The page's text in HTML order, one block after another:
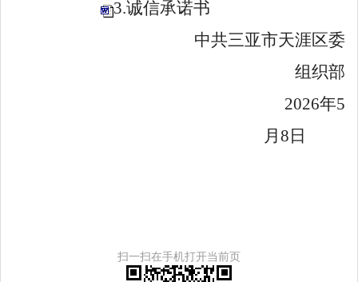
3.诚信承诺书
中共三亚市天涯区委
组织部
2026年5
月 8 日
扫一扫在手机打开当前页